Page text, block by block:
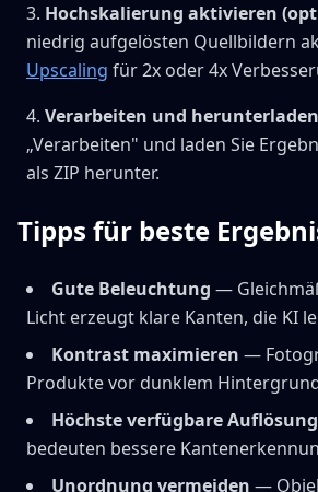
Hochskalierung aktivieren
niedrig aufgelösten Quellbildern
Upscaling für 2x oder 4x
Verarbeiten und herunterladen
„Verarbeiten" und laden Sie
als ZIP herunter.
Tipps für beste
Gute Beleuchtung —
Licht erzeugt klare Kanten, die KI
Kontrast maximieren —
Produkte vor dunklem
Höchste verfügbare Auflösung
bedeuten bessere
Unordnung vermeiden —